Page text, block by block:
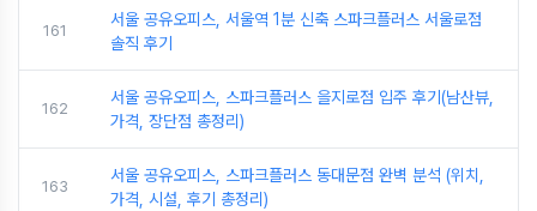
161
서울 공유오피스, 서울역 1분 신축 스파크플러스 서울로점
솔직 후기
162
서울 공유오피스, 스파크플러스 을지로점 입주 후기(남산뷰,
가격, 장단점 총정리)
163
서울 공유오피스, 스파크플러스 동대문점 완벽 분석 (위치,
가격, 시설, 후기 총정리)